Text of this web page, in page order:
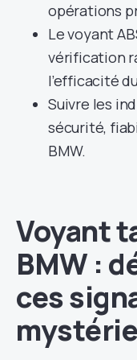
opérations
Le voyant
vérification
l’efficacité
Suivre les
sécurité,
BMW.
Voyant
BMW :
ces